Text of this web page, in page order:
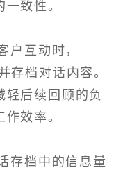
致性。
户互动时，
存档对话内容。
轻后续回顾的负
效率。
存档中的信息量